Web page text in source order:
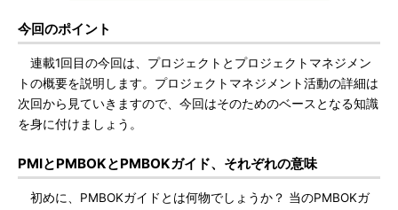
今回のポイント
連載1回目の今回は、プロジェクトとプロジェクトマネジメン
トの概要を説明します。プロジェクトマネジメント活動の詳細は
次回から見ていきますので、今回はそのためのベースとなる知識
を身に付けましょう。
PMIとPMBOKとPMBOKガイド、それぞれの意味
初めに、PMBOKガイドとは何物でしょうか？ 当のPMBOKガ